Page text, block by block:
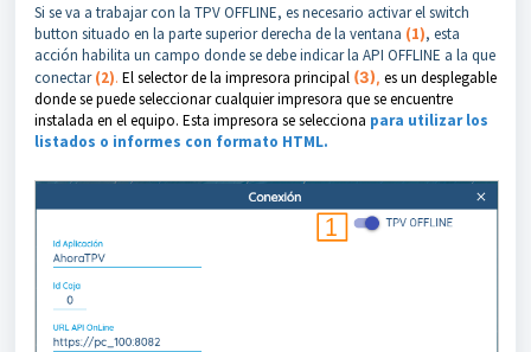
Si se va a trabajar con la TPV OFFLINE, es necesario activar el switch
button situado en la parte superior derecha de la ventana (1), esta
acción habilita un campo donde se debe indicar la API OFFLINE a la que
conectar (2). El selector de la impresora principal (3), es un desplegable
donde se puede seleccionar cualquier impresora que se encuentre
instalada en el equipo. Esta impresora se selecciona para utilizar los
listados o informes con formato HTML.